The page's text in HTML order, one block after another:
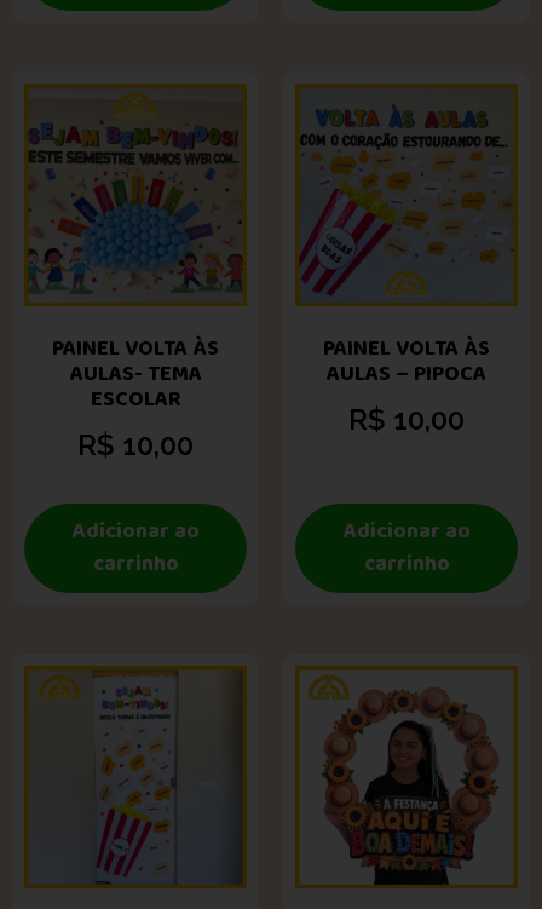
PAINEL VOLTA ÀS
AULAS- TEMA
ESCOLAR
R$ 10,00
Adicionar ao
carrinho
PAINEL VOLTA ÀS
AULAS – PIPOCA
R$ 10,00
Adicionar ao
carrinho